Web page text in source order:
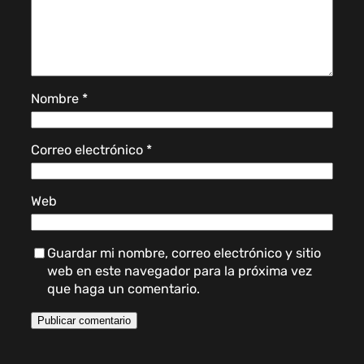
Nombre *
Correo electrónico *
Web
Guardar mi nombre, correo electrónico y sitio
web en este navegador para la próxima vez
que haga un comentario.